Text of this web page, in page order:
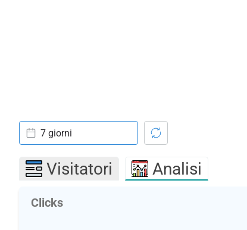
7 giorni
Visitatori Analisi
Clicks